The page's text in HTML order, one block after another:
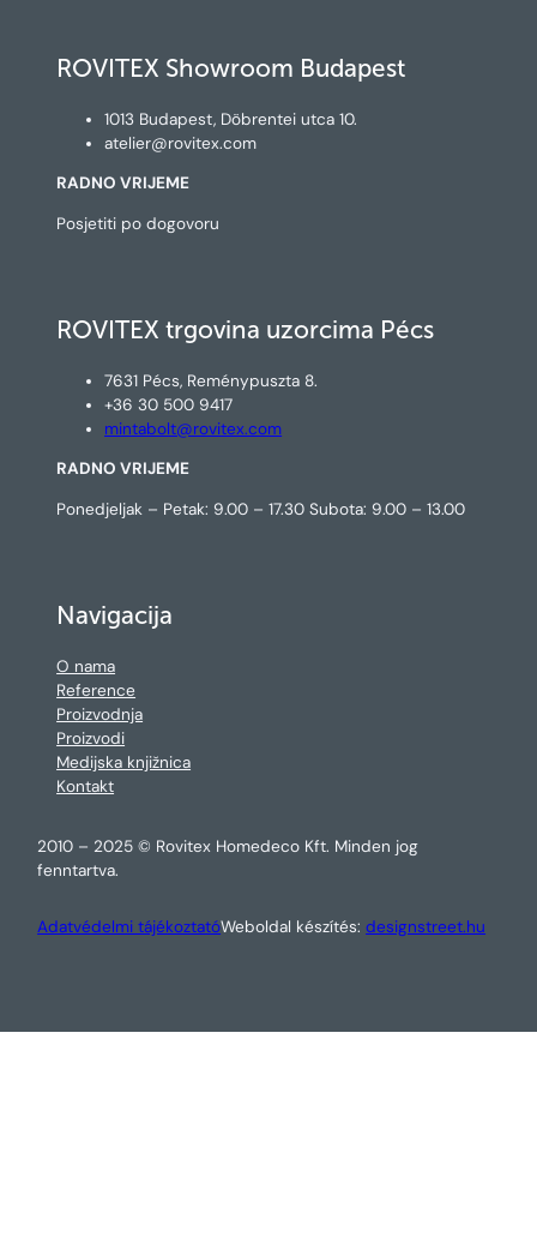
ROVITEX Showroom Budapest
1013 Budapest, Döbrentei utca 10.
atelier@rovitex.com
RADNO VRIJEME
Posjetiti po dogovoru
ROVITEX trgovina uzorcima Pécs
7631 Pécs, Reménypuszta 8.
+36 30 500 9417
mintabolt@rovitex.com
RADNO VRIJEME
Ponedjeljak – Petak: 9.00 – 17.30 Subota: 9.00 – 13.00
Navigacija
O nama
Reference
Proizvodnja
Proizvodi
Medijska knjižnica
Kontakt
2010 – 2025 © Rovitex Homedeco Kft. Minden jog
fenntartva.
Adatvédelmi tájékoztatóWeboldal készítés:designstreet.hu